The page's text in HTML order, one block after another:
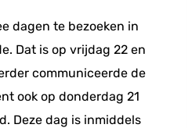
dagen te bezoeken in
Dat is op vrijdag 22 en
communiceerde de
ook op donderdag 21
Deze dag is inmiddels